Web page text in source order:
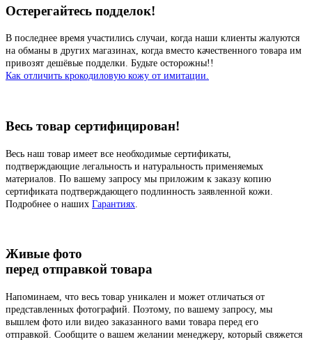
Остерегайтесь подделок!
В последнее время участились случаи, когда наши клиенты жалуются
на обманы в других магазинах, когда вместо качественного товара им
привозят дешёвые подделки. Будьте осторожны!!
Как отличить крокодиловую кожу от имитации.
Весь товар сертифицирован!
Весь наш товар имеет все необходимые сертификаты,
подтверждающие легальность и натуральность применяемых
материалов. По вашему запросу мы приложим к заказу копию
сертификата подтверждающего подлинность заявленной кожи.
Подробнее о наших Гарантиях
Живые фото
перед отправкой товара
Напоминаем, что весь товар уникален и может отличаться от
представленных фотографий. Поэтому, по вашему запросу, мы
вышлем фото или видео заказанного вами товара перед его
отправкой. Сообщите о вашем желании менеджеру, который свяжется